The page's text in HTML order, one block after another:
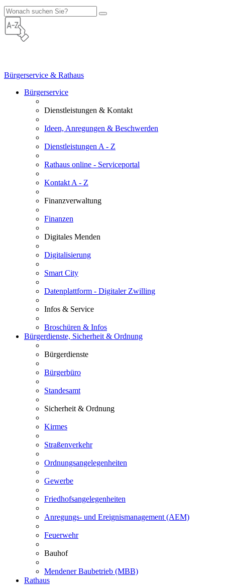
Bürgerservice & Rathaus
Bürgerservice
Dienstleistungen & Kontakt
Ideen, Anregungen & Beschwerden
Dienstleistungen A - Z
Rathaus online - Serviceportal
Kontakt A - Z
Finanzverwaltung
Finanzen
Digitales Menden
Digitalisierung
Smart City
Datenplattform - Digitaler Zwilling
Infos & Service
Broschüren & Infos
Bürgerdienste, Sicherheit & Ordnung
Bürgerdienste
Bürgerbüro
Standesamt
Sicherheit & Ordnung
Kirmes
Straßenverkehr
Ordnungsangelegenheiten
Gewerbe
Friedhofsangelegenheiten
Anregungs- und Ereignismanagement (AEM)
Feuerwehr
Bauhof
Mendener Baubetrieb (MBB)
Rathaus